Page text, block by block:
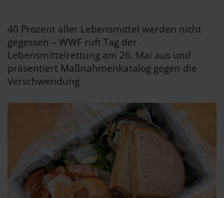
40 Prozent aller Lebensmittel werden nicht
gegessen – WWF ruft Tag der
Lebensmittelrettung am 26. Mai aus und
präsentiert Maßnahmenkatalog gegen die
Verschwendung